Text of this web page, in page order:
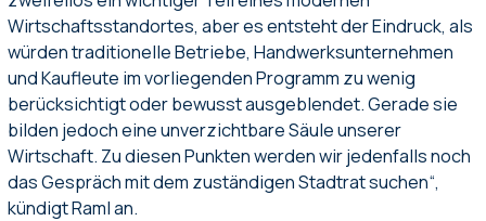
Wirtschaftsstandortes, aber es entsteht der Eindruck, als
würden traditionelle Betriebe, Handwerksunternehmen
und Kaufleute im vorliegenden Programm zu wenig
berücksichtigt oder bewusst ausgeblendet. Gerade sie
bilden jedoch eine unverzichtbare Säule unserer
Wirtschaft. Zu diesen Punkten werden wir jedenfalls noch
das Gespräch mit dem zuständigen Stadtrat suchen“,
kündigt Raml an.